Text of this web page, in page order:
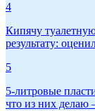
4
Кипячу
результату:
5
5-литровые
что из них делаю